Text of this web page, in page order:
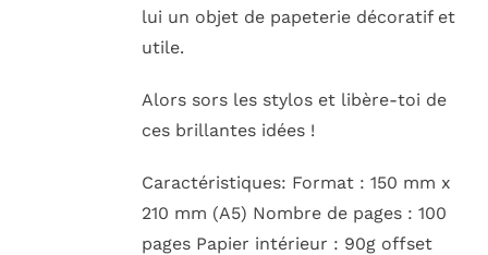
lui un objet de papeterie décoratif et
utile.
Alors sors les stylos et libère-toi de
ces brillantes idées !
Caractéristiques: Format : 150 mm x
210 mm (A5) Nombre de pages : 100
pages Papier intérieur : 90g offset